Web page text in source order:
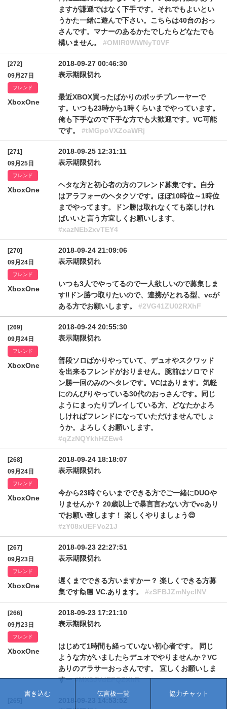
ますが謙遜ではなく下手です。それでもよいとい
うかた一緒に遊んで下さい。こちらは40台のおっ
さんです。マナーのあるかたでしたらどなたでも
構いません。 #OMlR0WWNyT0VF
[272]
09月27日
フレンド
XboxOne
2018-09-27 00:46:30
表示期限切れ
最近XBOX買ったばかりのボッチプレーヤーで
す。いつも23時から1時くらいまでやっています。
俺も下手なので下手な方でも大歓迎です。VC可能
です。 #tMGpoVXZoaWRj
[271]
09月25日
フレンド
XboxOne
2018-09-25 12:31:11
表示期限切れ
ヘタな方と初心者の方のフレンド募集です。自分
はアラフォーのヘタクソです。ほぼ10時位～1時位
までやってます。ドン勝は取れなくても楽しけれ
ばいいと言う方宜しくお願いします。
#xazNEb2xvTEY4
[270]
09月24日
フレンド
XboxOne
2018-09-24 21:09:06
表示期限切れ
いつも3人でやってるので一人欲しいので募集しま
す‼︎ドン勝つ取りたいので、連携がとれる型、vcが
ある方でお願いします。 #2VG41ZU02RXhF
[269]
09月24日
フレンド
XboxOne
2018-09-24 20:55:30
表示期限切れ
普段ソロばかりやっていて、デュオやスクワッド
を出来るフレンドがおりません。腕前はソロでド
ン勝一回のみのヘタレです。VCはあります。気軽
にのんびりやっている30代のおっさんです。同じ
ようにまったりプレイしている方、どなたかよろ
しければフレンドになっていただけませんでしょ
うか。よろしくお願いします。
#qZzNQYkhHZEw4
[268]
09月24日
フレンド
XboxOne
2018-09-24 18:18:07
表示期限切れ
今から23時ぐらいまでできる方でご一緒にDUOや
りませんか？ 20歳以上で暴言言わない方でvcあり
でお願い致します！ 楽しくやりましょう😌
#zY08xUEFVc21J
[267]
09月23日
フレンド
XboxOne
2018-09-23 22:27:51
表示期限切れ
遅くまでできる方いますかー？ 楽しくできる方募
集です🙋🏼 VC.あります。 #zSFBJZmNyclNV
[266]
09月23日
フレンド
XboxOne
2018-09-23 17:21:10
表示期限切れ
はじめて1時間も経っていない初心者です。 同じ
ような方がいましたらデュオでやりませんか？VC
ありのアラサーおっさんです。 宜しくお願いしま
すー#MX3JVdEFQZXhR
書き込む 伝言板一覧 協力チャット